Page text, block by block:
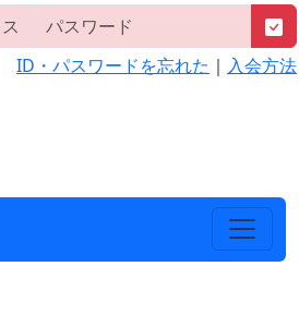
ID・パスワードを忘れた ｜ 入会方法